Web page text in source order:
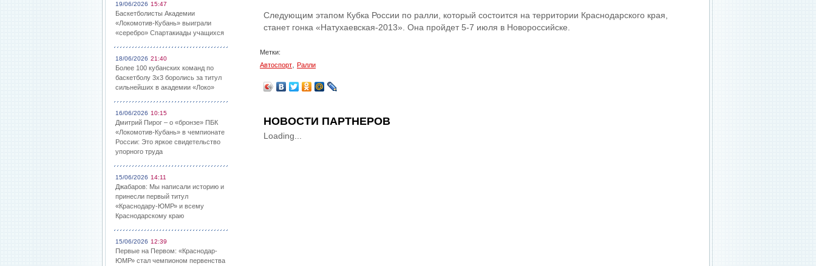
19/06/2026 15:47
Баскетболисты Академии
«Локомотив-Кубань» выиграли
«серебро» Спартакиады учащихся
18/06/2026 21:40
Более 100 кубанских команд по
баскетболу 3х3 боролись за титул
сильнейших в академии «Локо»
16/06/2026 10:15
Дмитрий Пирог – о «бронзе» ПБК
«Локомотив-Кубань» в чемпионате
России: Это яркое свидетельство
упорного труда
15/06/2026 14:11
Джабаров: Мы написали историю и
принесли первый титул
«Краснодару-ЮМР» и всему
Краснодарскому краю
15/06/2026 12:39
Первые на Первом: «Краснодар-
ЮМР» стал чемпионом первенства
Следующим этапом Кубка России по ралли, который состоится на территории Краснодарского края,
станет гонка «Натухаевская-2013». Она пройдет 5-7 июля в Новороссийске.
Метки:
Автоспорт
Ралли
НОВОСТИ ПАРТНЕРОВ
Loading...